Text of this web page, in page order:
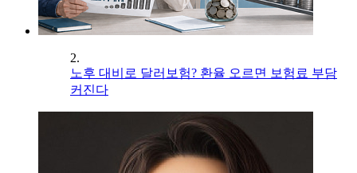
2.
노후 대비로 달러보험? 환율 오르면 보험료 부담
커진다